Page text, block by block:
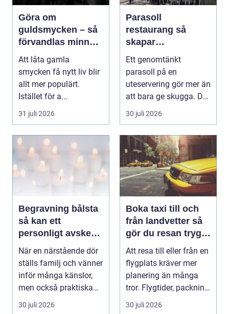
Göra om
guldsmycken – så
förvandlas minnen
till nya favoriter
Att låta gamla
smycken få nytt liv blir
allt mer populärt.
Istället för a...
31 juli 2026
Parasoll
restaurang så
skapar
uteserveringen rätt
känsla året runt
Ett genomtänkt
parasoll på en
uteservering gör mer än
att bara ge skugga. Det
påverkar hur länge
gäs...
30 juli 2026
Begravning bålsta
så kan ett
personligt avsked
formas
När en närstående dör
ställs familj och vänner
inför många känslor,
men också praktiska
beslut. En b...
30 juli 2026
Boka taxi till och
från landvetter så
gör du resan trygg
och smidig
Att resa till eller från en
flygplats kräver mer
planering än många
tror. Flygtider, packning,
säker...
30 juli 2026